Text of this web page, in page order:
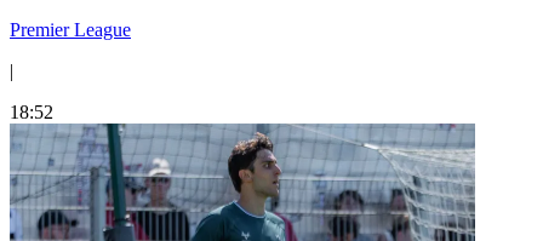
Premier League
|
18:52